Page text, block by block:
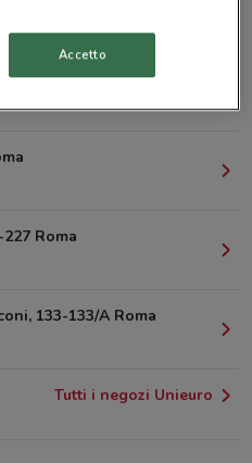
Roma
Roma
133-133/A Roma
Tutti i negozi Unieuro
Accetto